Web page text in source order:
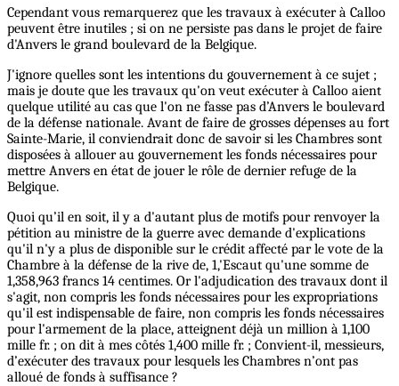
Cependant vous remarquerez que les travaux à exécuter à Calloo
peuvent être inutiles ; si on ne persiste pas dans le projet de faire
d'Anvers le grand boulevard de la Belgique.
J'ignore quelles sont les intentions du gouvernement à ce sujet ;
mais je doute que les travaux qu'on veut exécuter à Calloo aient
quelque utilité au cas que l'on ne fasse pas d’Anvers le boulevard
de la défense nationale. Avant de faire de grosses dépenses au fort
Sainte-Marie, il conviendrait donc de savoir si les Chambres sont
disposées à allouer au gouvernement les fonds nécessaires pour
mettre Anvers en état de jouer le rôle de dernier refuge de la
Belgique.
Quoi qu’il en soit, il y a d'autant plus de motifs pour renvoyer la
pétition au ministre de la guerre avec demande d'explications
qu'il n'y a plus de disponible sur le crédit affecté par le vote de la
Chambre à la défense de la rive de, 1,'Escaut qu'une somme de
1,358,963 francs 14 centimes. Or l'adjudication des travaux dont il
s'agit, non compris les fonds nécessaires pour les expropriations
qu'il est indispensable de faire, non compris les fonds nécessaires
pour l'armement de la place, atteignent déjà un million à 1,100
mille fr. ; on dit à mes côtés 1,400 mille fr. ; Convient-il, messieurs,
d’exécuter des travaux pour lesquels les Chambres n’ont pas
alloué de fonds à suffisance ?